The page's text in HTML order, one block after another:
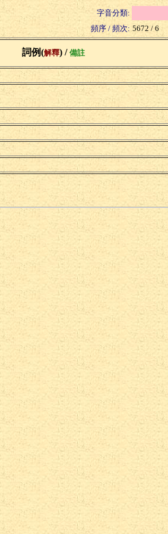
字音分類:
頻序 / 頻次: 5672 / 6
詞例(解釋) / 備註